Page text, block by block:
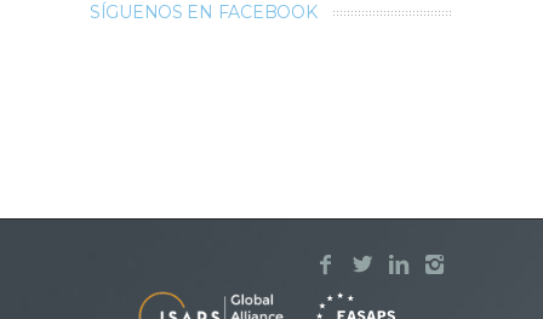
SÍGUENOS EN FACEBOOK